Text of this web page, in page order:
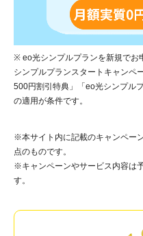
※ eo光シンプルプランを新規でお
シンプルプランスタートキャンペ
500円割引特典」「eo光シンプル
の適用が条件です。
※本サイト内に記載のキャンペー
点のものです。
※キャンペーンやサービス内容は
す。